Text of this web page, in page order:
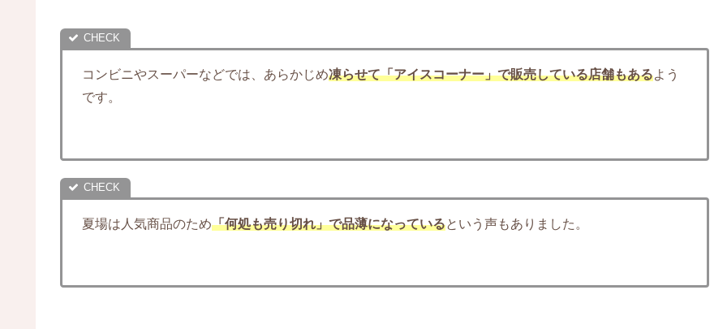
コンビニやスーパーなどでは、あらかじめ凍らせて「アイスコーナー」で販売している店舗もあるよう
です。
夏場は人気商品のため「何処も売り切れ」で品薄になっているという声もありました。